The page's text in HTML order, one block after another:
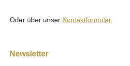
Oder über unser Kontaktformular.
Newsletter